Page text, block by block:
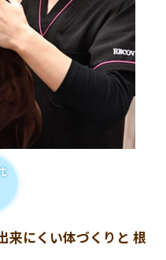
来にくい体づくりと 根